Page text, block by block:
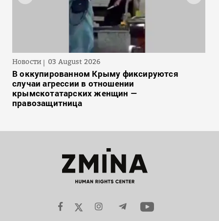
Новости 03 August 2026
В оккупированном Крыму фиксируются
случаи агрессии в отношении
крымскотатарских женщин —
правозащитница